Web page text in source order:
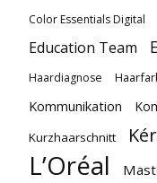
Color Essentials Digital
Education Team
Haardiagnose
Kommunikation
Kurzhaarschnitt
L’Oréal